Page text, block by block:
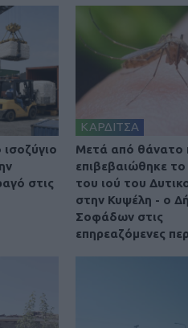
στις
ΚΑΡΔΙΤΣΑ
Μετά από θάνατο
επιβεβαιώθηκε
του ιού του
στην Κυψέλη - ο
Σοφάδων στις
επηρεαζόμενες